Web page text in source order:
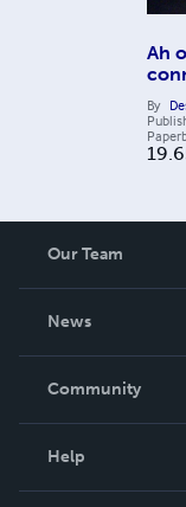
Ah
By
Our Team
News
In The News
Community
Help